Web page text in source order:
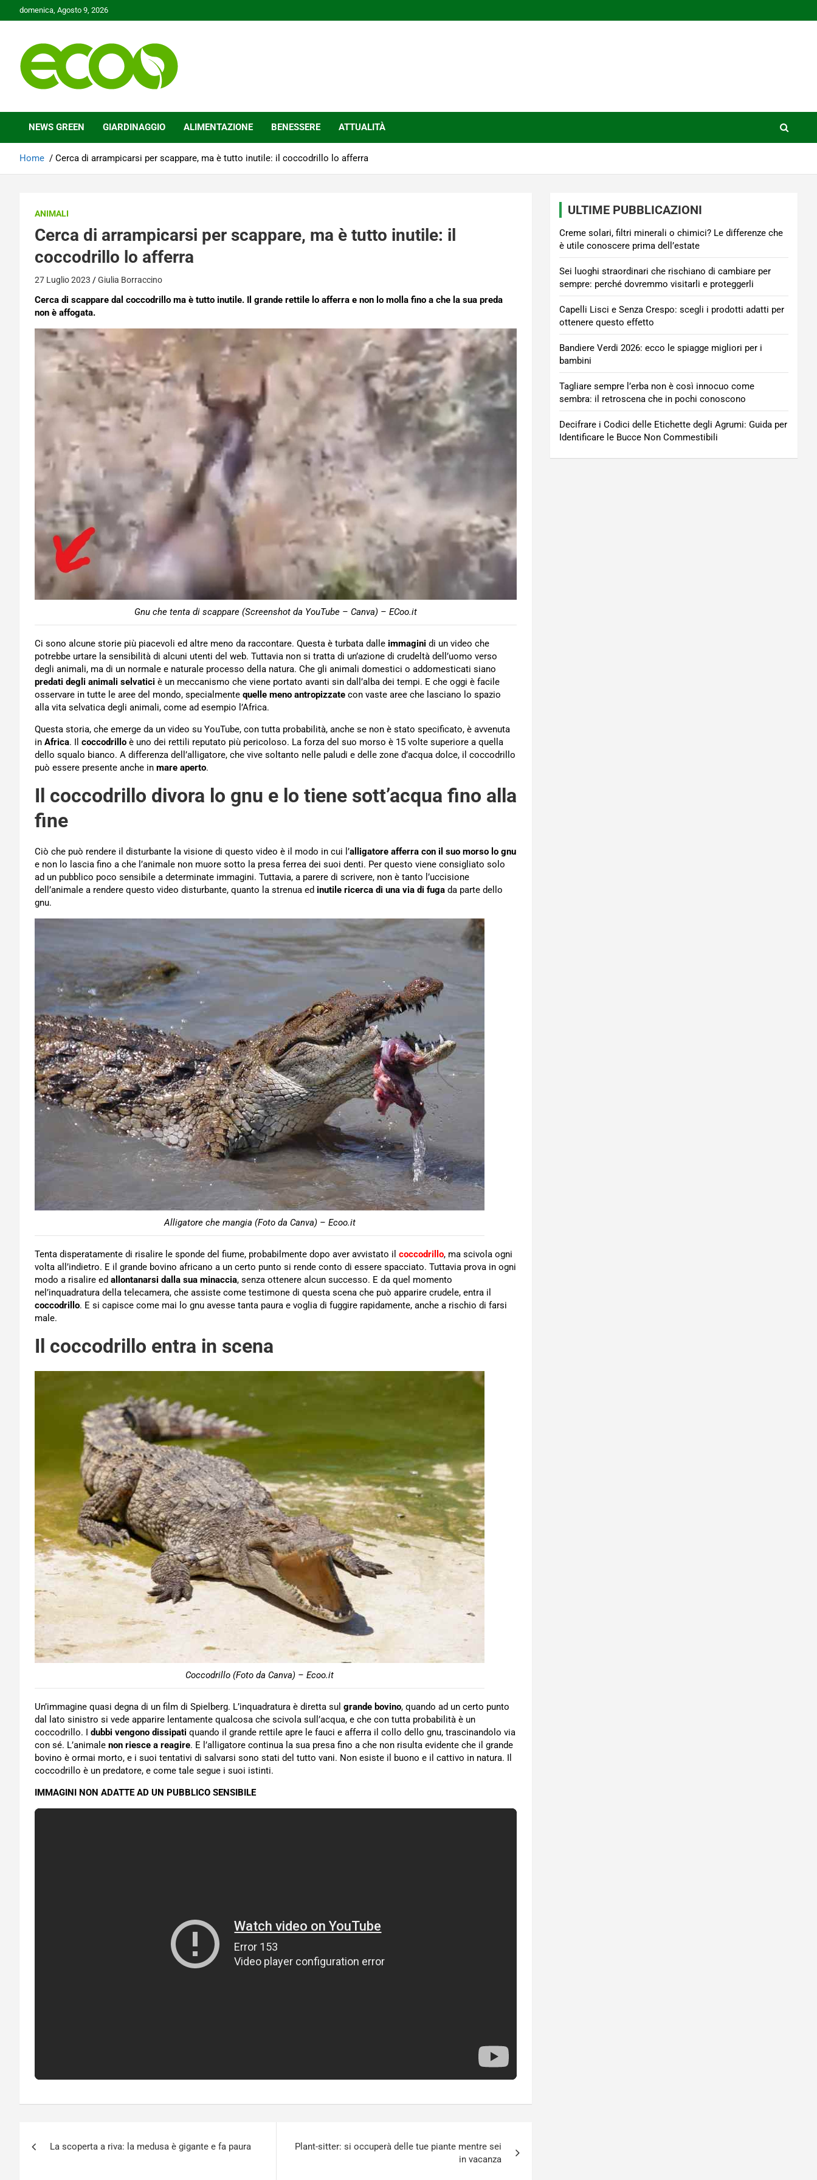
to
domenica, Agosto 9, 2026
Ecoo.it
NEWS GREEN GIARDINAGGIO ALIMENTAZIONE BENESSERE ATTUALITÀ
Home Cerca di arrampicarsi per scappare, ma è tutto inutile: il coccodrillo lo afferra
ANIMALI
Cerca di arrampicarsi per scappare, ma è tutto inutile: il
coccodrillo lo afferra
27 Luglio 2023 Giulia Borraccino
Cerca di scappare dal coccodrillo ma è tutto inutile. Il grande rettile lo afferra e non lo molla fino a che la sua preda
non è affogata.
Gnu che tenta di scappare (Screenshot da YouTube – Canva) – ECoo.it
Ci sono alcune storie più piacevoli ed altre meno da raccontare. Questa è turbata dalle immagini di un video che
potrebbe urtare la sensibilità di alcuni utenti del web. Tuttavia non si tratta di un’azione di crudeltà dell’uomo verso
degli animali, ma di un normale e naturale processo della natura. Che gli animali domestici o addomesticati siano
predati degli animali selvatici è un meccanismo che viene portato avanti sin dall’alba dei tempi. E che oggi è facile
osservare in tutte le aree del mondo, specialmente quelle meno antropizzate con vaste aree che lasciano lo spazio
alla vita selvatica degli animali, come ad esempio l’Africa.
Questa storia, che emerge da un video su YouTube, con tutta probabilità, anche se non è stato specificato, è avvenuta
in Africa. Il coccodrillo è uno dei rettili reputato più pericoloso. La forza del suo morso è 15 volte superiore a quella
dello squalo bianco. A differenza dell’alligatore, che vive soltanto nelle paludi e delle zone d’acqua dolce, il coccodrillo
può essere presente anche in mare aperto.
Il coccodrillo divora lo gnu e lo tiene sott’acqua fino alla
fine
Ciò che può rendere il disturbante la visione di questo video è il modo in cui l’alligatore afferra con il suo morso lo gnu
e non lo lascia fino a che l’animale non muore sotto la presa ferrea dei suoi denti. Per questo viene consigliato solo
ad un pubblico poco sensibile a determinate immagini. Tuttavia, a parere di scrivere, non è tanto l’uccisione
dell’animale a rendere questo video disturbante, quanto la strenua ed inutile ricerca di una via di fuga da parte dello
gnu.
Alligatore che mangia (Foto da Canva) – Ecoo.it
Tenta disperatamente di risalire le sponde del fiume, probabilmente dopo aver avvistato il coccodrillo, ma scivola ogni
volta all’indietro. E il grande bovino africano a un certo punto si rende conto di essere spacciato. Tuttavia prova in ogni
modo a risalire ed allontanarsi dalla sua minaccia, senza ottenere alcun successo. E da quel momento
nel’inquadratura della telecamera, che assiste come testimone di questa scena che può apparire crudele, entra il
coccodrillo. E si capisce come mai lo gnu avesse tanta paura e voglia di fuggire rapidamente, anche a rischio di farsi
male.
Il coccodrillo entra in scena
Coccodrillo (Foto da Canva) – Ecoo.it
Un’immagine quasi degna di un film di Spielberg. L’inquadratura è diretta sul grande bovino, quando ad un certo punto
dal lato sinistro si vede apparire lentamente qualcosa che scivola sull’acqua, e che con tutta probabilità è un
coccodrillo. I dubbi vengono dissipati quando il grande rettile apre le fauci e afferra il collo dello gnu, trascinandolo via
con sé. L’animale non riesce a reagire. E l’alligatore continua la sua presa fino a che non risulta evidente che il grande
bovino è ormai morto, e i suoi tentativi di salvarsi sono stati del tutto vani. Non esiste il buono e il cattivo in natura. Il
coccodrillo è un predatore, e come tale segue i suoi istinti.
IMMAGINI NON ADATTE AD UN PUBBLICO SENSIBILE
articoli
La scoperta a riva: la medusa è gigante e fa paura
Plant-sitter: si occuperà delle tue piante mentre sei
in vacanza
ULTIME PUBBLICAZIONI
Creme solari, filtri minerali o chimici? Le differenze che
è utile conoscere prima dell’estate
Sei luoghi straordinari che rischiano di cambiare per
sempre: perché dovremmo visitarli e proteggerli
Capelli Lisci e Senza Crespo: scegli i prodotti adatti per
ottenere questo effetto
Bandiere Verdi 2026: ecco le spiagge migliori per i
bambini
Tagliare sempre l’erba non è così innocuo come
sembra: il retroscena che in pochi conoscono
Decifrare i Codici delle Etichette degli Agrumi: Guida per
Identificare le Bucce Non Commestibili